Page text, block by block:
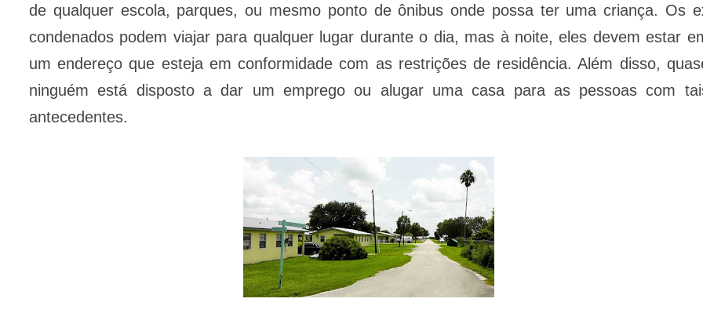
de qualquer escola, parques, ou mesmo ponto de ônibus onde possa ter uma criança. Os
condenados podem viajar para qualquer lugar durante o dia, mas à noite, eles devem estar
um endereço que esteja em conformidade com as restrições de residência. Além disso,
ninguém está disposto a dar um emprego ou alugar uma casa para as pessoas com
antecedentes.